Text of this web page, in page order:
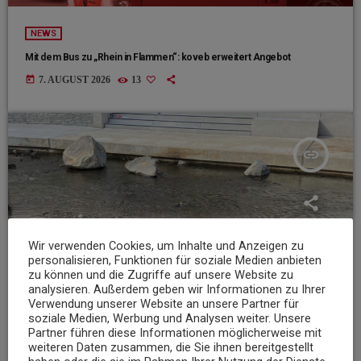
NEWS
Mit dem Bus zu „Rhein in Flammen“: koveb erweitert Angebot
today 7. AUGUST 2026 13
insert_link
NEWS
Wir verwenden Cookies, um Inhalte und Anzeigen zu
personalisieren, Funktionen für soziale Medien anbieten
zu können und die Zugriffe auf unsere Website zu
analysieren. Außerdem geben wir Informationen zu Ihrer
Verwendung unserer Website an unsere Partner für
soziale Medien, Werbung und Analysen weiter. Unsere
Partner führen diese Informationen möglicherweise mit
weiteren Daten zusammen, die Sie ihnen bereitgestellt